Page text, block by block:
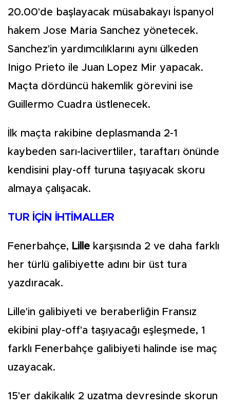
20.00'de başlayacak müsabakayı İspanyol
hakem Jose Maria Sanchez yönetecek.
Sanchez'in yardımcılıklarını aynı ülkeden
Inigo Prieto ile Juan Lopez Mir yapacak.
Maçta dördüncü hakemlik görevini ise
Guillermo Cuadra üstlenecek.
İlk maçta rakibine deplasmanda 2-1
kaybeden sarı-lacivertliler, taraftarı önünde
kendisini play-off turuna taşıyacak skoru
almaya çalışacak.
TUR İÇİN İHTİMALLER
Fenerbahçe, Lille karşısında 2 ve daha farklı
her türlü galibiyette adını bir üst tura
yazdıracak.
Lille'in galibiyeti ve beraberliğin Fransız
ekibini play-off'a taşıyacağı eşleşmede, 1
farklı Fenerbahçe galibiyeti halinde ise maç
uzayacak.
15'er dakikalık 2 uzatma devresinde skorun